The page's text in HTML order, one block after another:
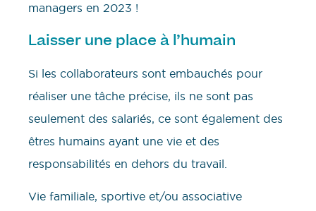
managers en 2023 !
Laisser une place à l’humain
Si les collaborateurs sont embauchés pour
réaliser une tâche précise, ils ne sont pas
seulement des salariés, ce sont également des
êtres humains ayant une vie et des
responsabilités en dehors du travail.
Vie familiale, sportive et/ou associative